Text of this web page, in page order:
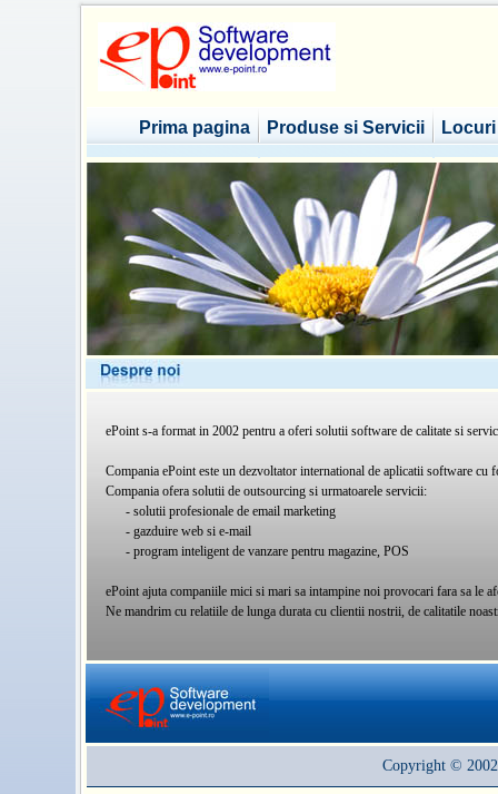
Prima pagina Produse si Servicii
ePoint s-a format in 2002 pentru a oferi solutii software de calitate si
Compania ePoint este un dezvoltator international de aplicatii software
Compania ofera solutii de outsourcing si urmatoarele servicii:
- solutii profesionale de email marketing
- gazduire web si e-mail
- program inteligent de vanzare pentru magazine, POS
ePoint ajuta companiile mici si mari sa intampine noi provocari fara sa le
Ne mandrim cu relatiile de lunga durata cu clientii nostrii, de calitatile
Copyright ©